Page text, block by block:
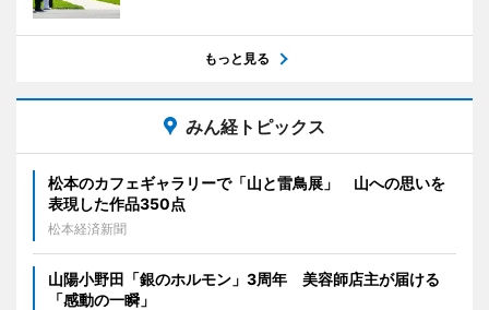
もっと見る
みん経トピックス
松本のカフェギャラリーで「山と雷鳥展」 山への思いを
表現した作品350点
松本経済新聞
山陽小野田「銀のホルモン」3周年 美容師店主が届ける
「感動の一瞬」